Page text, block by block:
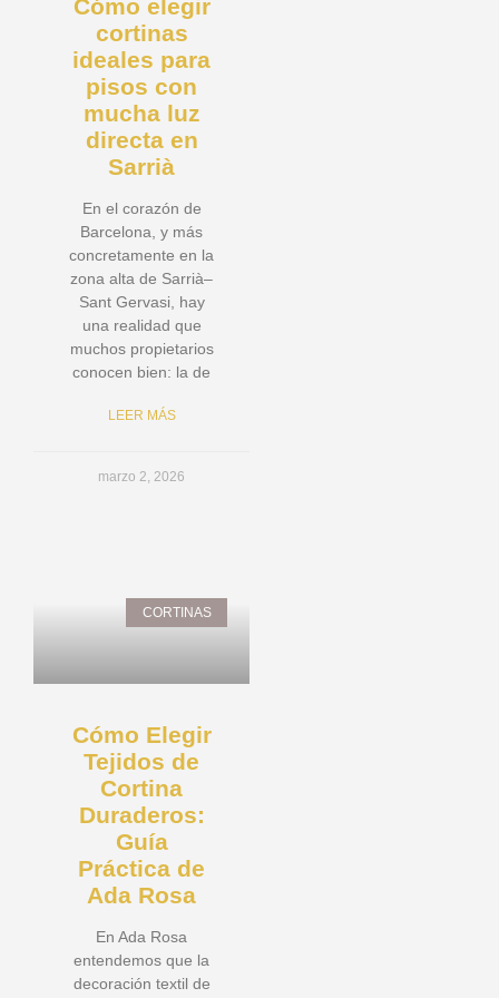
Cómo elegir
cortinas
ideales para
pisos con
mucha luz
directa en
Sarrià
En el corazón de
Barcelona, y más
concretamente en la
zona alta de Sarrià–
Sant Gervasi, hay
una realidad que
muchos propietarios
conocen bien: la de
LEER MÁS
marzo 2, 2026
CORTINAS
Cómo Elegir
Tejidos de
Cortina
Duraderos:
Guía
Práctica de
Ada Rosa
En Ada Rosa
entendemos que la
decoración textil de